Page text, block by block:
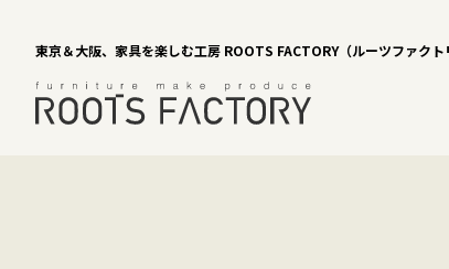
東京＆大阪、家具を楽しむ工房 ROOTS FACTORY（ルーツファク